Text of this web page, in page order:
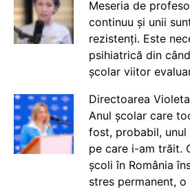
Meseria de
continuu și unii
rezistenți. Este
psihiatrică din
școlar viitor
Directoarea
Anul școlar care
fost, probabil,
pe care i-am trăit.
școli în România
stres permanent,